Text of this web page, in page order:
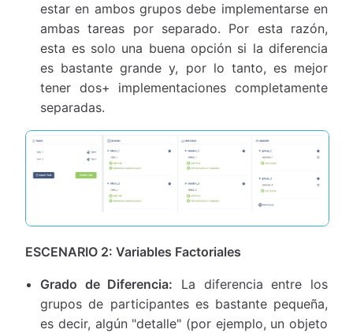
estar en ambos grupos debe implementarse en
ambas tareas por separado. Por esta razón,
esta es solo una buena opción si la diferencia
es bastante grande y, por lo tanto, es mejor
tener dos+ implementaciones completamente
separadas.
ESCENARIO 2: Variables Factoriales
Grado de Diferencia: La diferencia entre los
grupos de participantes es bastante pequeña,
es decir, algún "detalle" (por ejemplo, un objeto